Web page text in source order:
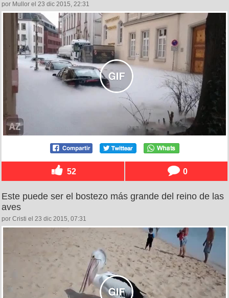
por Mullor el 23 dic 2015, 22:31
52 0
Este puede ser el bostezo más grande del reino de las
aves
por Cristi el 23 dic 2015, 07:31